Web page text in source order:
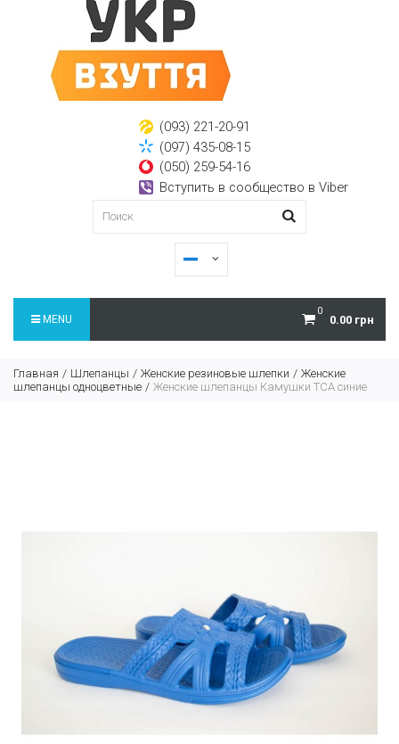
(093) 221-20-91
(097) 435-08-15
(050) 259-54-16
Вступить в сообщество в Viber
0
0.00 грн
MENU
Главная Шлепанцы Женские резиновые шлепки
Женские
шлепанцы одноцветные
Женские шлепанцы Камушки ТСА синие